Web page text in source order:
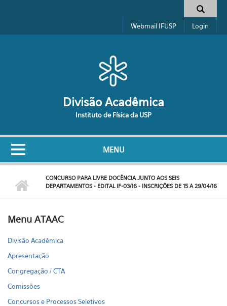
Formulário de busca
Webmail IFUSP Login
Divisão Acadêmica
Instituto de Física da USP
MENU
CONCURSO PARA LIVRE DOCÊNCIA JUNTO AOS SEIS
DEPARTAMENTOS - EDITAL IF-03/16 - INSCRIÇÕES DE 15 A 29/04/16
Menu ATAAC
Divisão Acadêmica
Apresentação
Congregação / CTA
Comissões
Concursos e Processos Seletivos